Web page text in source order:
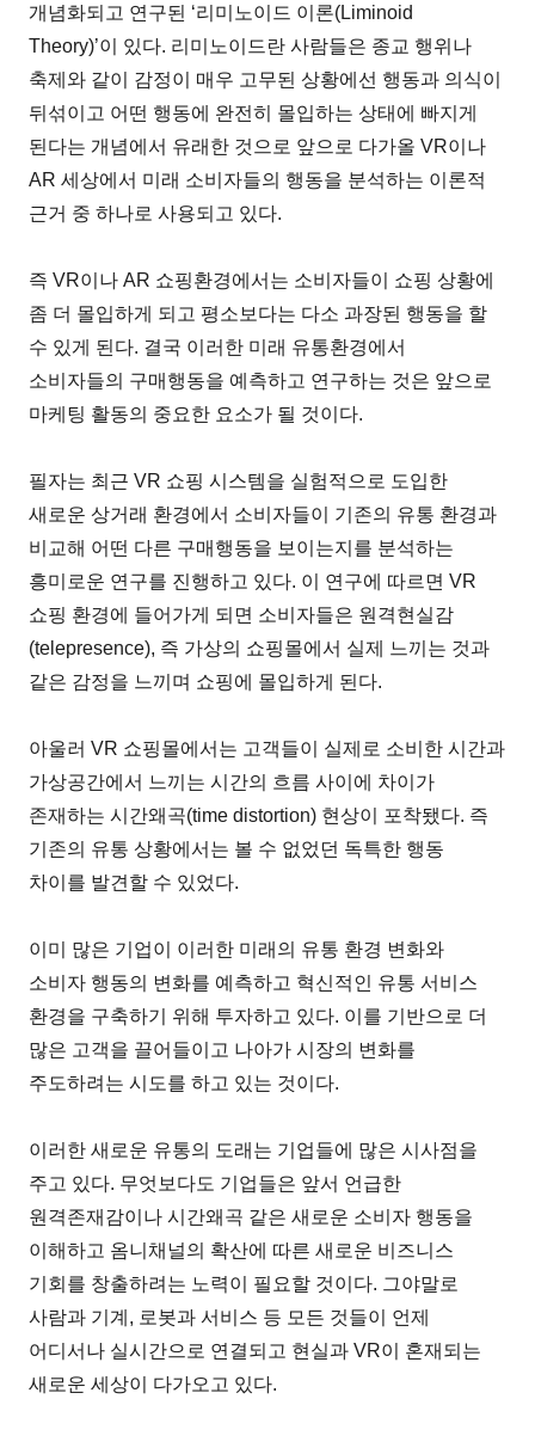
개념화되고 연구된 ‘리미노이드 이론(Liminoid
Theory)’이 있다. 리미노이드란 사람들은 종교 행위나
축제와 같이 감정이 매우 고무된 상황에선 행동과 의식이
뒤섞이고 어떤 행동에 완전히 몰입하는 상태에 빠지게
된다는 개념에서 유래한 것으로 앞으로 다가올 VR이나
AR 세상에서 미래 소비자들의 행동을 분석하는 이론적
근거 중 하나로 사용되고 있다.
즉 VR이나 AR 쇼핑환경에서는 소비자들이 쇼핑 상황에
좀 더 몰입하게 되고 평소보다는 다소 과장된 행동을 할
수 있게 된다. 결국 이러한 미래 유통환경에서
소비자들의 구매행동을 예측하고 연구하는 것은 앞으로
마케팅 활동의 중요한 요소가 될 것이다.
필자는 최근 VR 쇼핑 시스템을 실험적으로 도입한
새로운 상거래 환경에서 소비자들이 기존의 유통 환경과
비교해 어떤 다른 구매행동을 보이는지를 분석하는
흥미로운 연구를 진행하고 있다. 이 연구에 따르면 VR
쇼핑 환경에 들어가게 되면 소비자들은 원격현실감
(telepresence), 즉 가상의 쇼핑몰에서 실제 느끼는 것과
같은 감정을 느끼며 쇼핑에 몰입하게 된다.
아울러 VR 쇼핑몰에서는 고객들이 실제로 소비한 시간과
가상공간에서 느끼는 시간의 흐름 사이에 차이가
존재하는 시간왜곡(time distortion) 현상이 포착됐다. 즉
기존의 유통 상황에서는 볼 수 없었던 독특한 행동
차이를 발견할 수 있었다.
이미 많은 기업이 이러한 미래의 유통 환경 변화와
소비자 행동의 변화를 예측하고 혁신적인 유통 서비스
환경을 구축하기 위해 투자하고 있다. 이를 기반으로 더
많은 고객을 끌어들이고 나아가 시장의 변화를
주도하려는 시도를 하고 있는 것이다.
이러한 새로운 유통의 도래는 기업들에 많은 시사점을
주고 있다. 무엇보다도 기업들은 앞서 언급한
원격존재감이나 시간왜곡 같은 새로운 소비자 행동을
이해하고 옴니채널의 확산에 따른 새로운 비즈니스
기회를 창출하려는 노력이 필요할 것이다. 그야말로
사람과 기계, 로봇과 서비스 등 모든 것들이 언제
어디서나 실시간으로 연결되고 현실과 VR이 혼재되는
새로운 세상이 다가오고 있다.